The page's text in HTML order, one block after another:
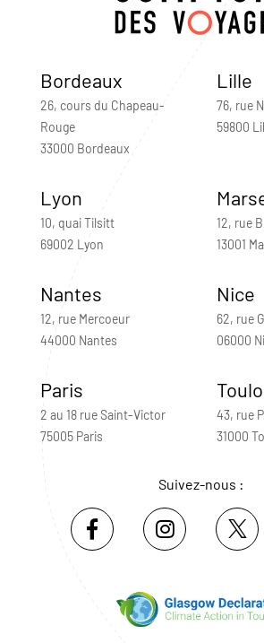
Bordeaux
26, cours du Chapeau-
Rouge
33000 Bordeaux
Lille
76, rue
59800
Lyon
10, quai Tilsitt
69002 Lyon
12, rue
13001
Nantes
12, rue Mercoeur
44000 Nantes
Nice
62, rue
06000
Paris
2 au 18 rue Saint-Victor
75005 Paris
43, rue
31000
Suivez-nous :